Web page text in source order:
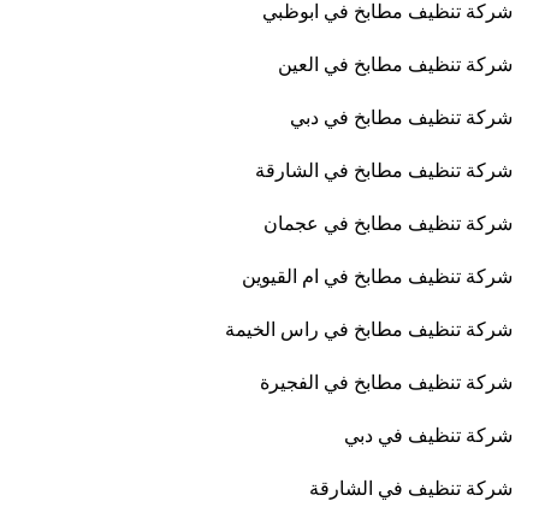
شركة تنظيف مطابخ في ابوظبي
شركة تنظيف مطابخ في العين
شركة تنظيف مطابخ في دبي
شركة تنظيف مطابخ في الشارقة
شركة تنظيف مطابخ في عجمان
شركة تنظيف مطابخ في ام القيوين
شركة تنظيف مطابخ في راس الخيمة
شركة تنظيف مطابخ في الفجيرة
شركة تنظيف في دبي
شركة تنظيف في الشارقة